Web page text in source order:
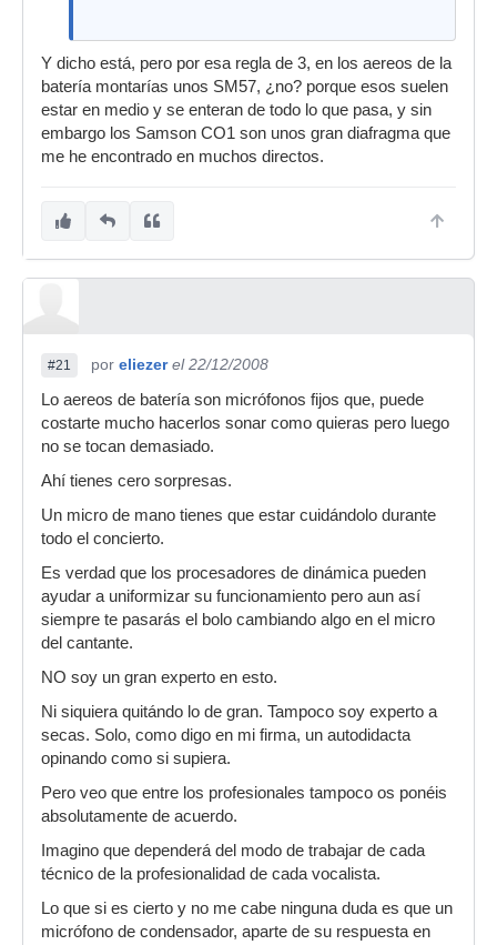
Y dicho está, pero por esa regla de 3, en los aereos de la
batería montarías unos SM57, ¿no? porque esos suelen
estar en medio y se enteran de todo lo que pasa, y sin
embargo los Samson CO1 son unos gran diafragma que
me he encontrado en muchos directos.
#21 por eliezer el 22/12/2008
Lo aereos de batería son micrófonos fijos que, puede
costarte mucho hacerlos sonar como quieras pero luego
no se tocan demasiado.
Ahí tienes cero sorpresas.
Un micro de mano tienes que estar cuidándolo durante
todo el concierto.
Es verdad que los procesadores de dinámica pueden
ayudar a uniformizar su funcionamiento pero aun así
siempre te pasarás el bolo cambiando algo en el micro
del cantante.
NO soy un gran experto en esto.
Ni siquiera quitándo lo de gran. Tampoco soy experto a
secas. Solo, como digo en mi firma, un autodidacta
opinando como si supiera.
Pero veo que entre los profesionales tampoco os ponéis
absolutamente de acuerdo.
Imagino que dependerá del modo de trabajar de cada
técnico de la profesionalidad de cada vocalista.
Lo que si es cierto y no me cabe ninguna duda es que un
micrófono de condensador, aparte de su respuesta en